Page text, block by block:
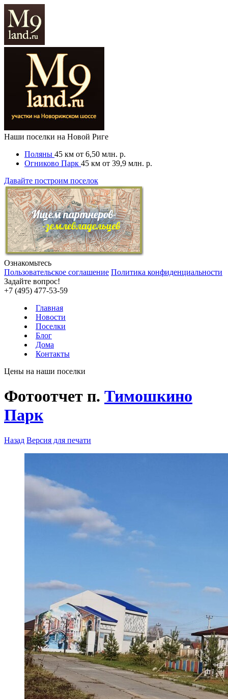
Наши поселки на Новой Риге
Поляны 45 км от 6,50 млн. р.
Огниково Парк 45 км от 39,9 млн. р.
Давайте построим поселок
Ознакомьтесь
Пользовательское соглашение Политика конфиденциальности
Задайте вопрос!
+7 (495) 477-53-59
Главная
Новости
Поселки
Блог
Дома
Контакты
Цены на наши поселки
Фотоотчет п. Тимошкино
Парк
Назад Версия для печати